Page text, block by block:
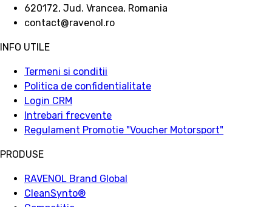
620172, Jud. Vrancea, Romania
contact@ravenol.ro
INFO UTILE
Termeni si conditii
Politica de confidentialitate
Login CRM
Intrebari frecvente
Regulament Promotie "Voucher Motorsport"
PRODUSE
RAVENOL Brand Global
CleanSynto®